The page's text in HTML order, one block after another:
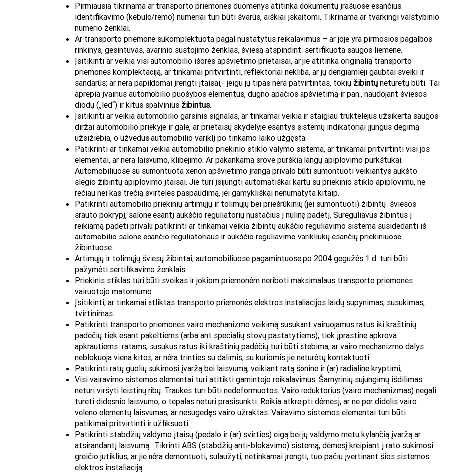
Pirmiausia tikrinama ar transporto priemonės duomenys atitinka dokumentų įrašuose esančius.
identifikavimo (kėbulo/rėmo) numeriai turi būti švarūs, aiškiai įskaitomi. Tikrinama ar tvarkingi valstybinio
numerio ženklai.
Ar transporto priemonė sukomplektuota pagal nustatytus reikalavimus – ar joje yra pirmosios pagalbos
rinkinys, gesintuvas, avarinio sustojimo ženklas, šviesą atspindinti sertifikuota saugos liemenė.
Įsitikinti ar veikia visi automobilio išorės apšvietimo prietaisai, ar jie atitinka originalią transporto
priemonės komplektaciją, ar tinkamai pritvirtinti, reflektoriai nekliba, ar jų dengiamieji gaubtai sveiki ir
sandarūs; ar nėra papildomai įrengti įtaisai,- jeigu jų tipas nėra patvirtintas, tokių žibintų neturėtų būti. Tai
aprėpia įvairius automobilio puošybos elementus, dugno apačios apšvietimą ir pan., naudojant šviesos
diodų (,,led‘‘) ir kitus spalvinius žibintus.
Įsitikinti ar veikia automobilio garsinis signalas, ar tinkamai veikia ir staigiau truktelėjus užsikerta saugos
diržai automobilio priekyje ir gale, ar prietaisų skydelyje esantys sistemų indikatoriai įjungus degimą
užsižiebia, o užvedus automobilio variklį po tinkamo laiko užgęsta.
Patikrinti ar tinkamai veikia automobilio priekinio stiklo valymo sistema, ar tinkamai pritvirtinti visi jos
elementai, ar nėra laisvumo, klibėjimo. Ar pakankama srove purškia langų apiplovimo purkštukai.
Automobiliuose su sumontuota xenon apšvietimo įranga privalo būti sumontuoti veikiantys aukšto
slėgio žibintų apiplovimo įtaisai. Jie turi įsijungti automatiškai kartu su priekinio stiklo apiplovimu, ne
rečiau nei kas trečią svirtelės paspaudimą, jei gamykliškai nenumatyta kitaip.
Patikrinti automobilio priekinių artimųjų ir tolimųjų bei priešrūkinių (jei sumontuoti) žibintų šviesos
srauto pokrypį, salone esantį aukščio reguliatorių nustačius į nulinę padėtį. Sureguliavus žibintus į
reikiamą padėti privalu patikrinti ar tinkamai veikia žibintų aukščio reguliavimo sistema susidedanti iš
automobilio salone esančio reguliatoriaus ir aukščio reguliavimo varikliukų esančių priekiniuose
žibintuose.
Artimųjų ir tolimųjų šviesų žibintai, automobiliuose pagamintuose po 2004 gegužės 1 d. turi būti
pažymėti sertifikavimo ženklais.
Priekinis stiklas turi būti sveikas ir jokiom priemonėm neriboti maksimalaus transporto priemonės
vairuotojo matomumo.
Įsitikinti, ar tinkamai atliktas transporto priemonės elektros instaliacijos laidų supynimas, susukimas,
tvirtinimas.
Patikrinti transporto priemonės vairo mechanizmo veikimą susukant vairuojamus ratus iki kraštinių
padėčių tiek esant pakeltiems (arba ant specialių stovų pastatytiems), tiek įprastine apkrova
apkrautiems ratams; susukus ratus iki kraštinių padėčių turi būti stebima, ar vairo mechanizmo dalys
neblokuoja viena kitos, ar nėra trinties su dalimis, su kuriomis jie neturėtų kontaktuoti.
Patikrinti ratų guolių sukimosi įvaržą bei laisvumą, veikiant ratą šonine ir (ar) radialine kryptimi;
Visi vairavimo sistemos elementai turi atitikti gamintojo reikalavimus. Šarnyrinių sujungimų išdilimas
neturi viršyti leistinų ribų. Traukės turi būti nedeformuotos. Vairo reduktorius (vairo mechanizmas) negali
turėti didesnio laisvumo, o tepalas neturi prasisunkti. Reikia atkreipti dėmesį, ar ne per didelis vairo
veleno elementų laisvumas, ar nesugedęs vairo užraktas. Vairavimo sistemos elementai turi būti
patikimai pritvirtinti ir užfiksuoti.
Patikrinti stabdžių valdymo įtaisų (pedalo ir (ar) svirties) eigą bei jų valdymo metu kylančią įvaržą ar
atsirandantį laisvumą. Tikrinti ABS (stabdžių anti-blokavimo) sistemą, dėmesį kreipiant į rato sukimosi
greičio jutiklius, ar jie nėra demontuoti, sulaužyti, netinkamai įrengti, tuo pačiu įvertinant šios sistemos
elektros instaliaciją.